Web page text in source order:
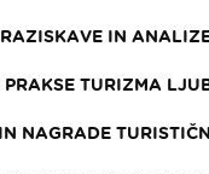
RAZISKAVE IN
PRAKSE TURIZMA
NAGRADE